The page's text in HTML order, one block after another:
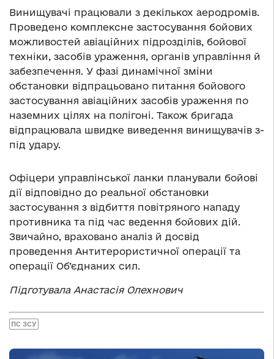
Винищувачі працювали з декількох аеродромів.
Проведено комплексне застосування бойових
можливостей авіаційних підрозділів, бойової
техніки, засобів ураження, органів управління й
забезпечення. У фазі динамічної зміни
обстановки відпрацьовано питання бойового
застосування авіаційних засобів ураження по
наземних цілях на полігоні. Також бригада
відпрацювала швидке виведення винищувачів з-
під удару.
Офіцери управлінської ланки планували бойові
дії відповідно до реальної обстановки
застосування з відбиття повітряного нападу
противника та під час ведення бойових дій.
Звичайно, враховано аналіз й досвід
проведення Антитерористичної операції та
операції Об’єднаних сил.
Підготувала Анастасія Олехнович
ПС ЗСУ